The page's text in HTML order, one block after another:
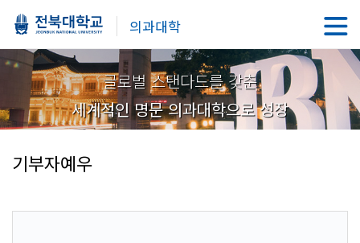
의과대학
글로벌 스탠다드를 갖춘
세계적인 명문 의과대학으로 성장
기부자예우